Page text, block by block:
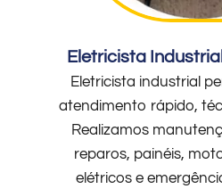
Eletricista
Eletricista industrial
atendimento rápido,
Realizamos
reparos, painéis,
elétricos e